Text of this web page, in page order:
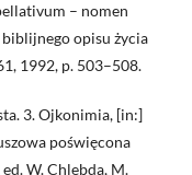
– nomen
opisu życia
1992, p. 503–508.
3. Ojkonimia, [in:]
poświęcona
W. Chlebda, M.